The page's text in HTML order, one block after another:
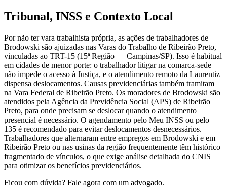
Tribunal, INSS e Contexto Local
Por não ter vara trabalhista própria, as ações de trabalhadores de
Brodowski são ajuizadas nas Varas do Trabalho de Ribeirão Preto,
vinculadas ao TRT-15 (15ª Região — Campinas/SP). Isso é habitual
em cidades de menor porte: o trabalhador litigar na comarca-sede
não impede o acesso à Justiça, e o atendimento remoto da Laurentiz
dispensa deslocamentos. Causas previdenciárias também tramitam
na Vara Federal de Ribeirão Preto. Os moradores de Brodowski são
atendidos pela Agência da Previdência Social (APS) de Ribeirão
Preto, para onde precisam se deslocar quando o atendimento
presencial é necessário. O agendamento pelo Meu INSS ou pelo
135 é recomendado para evitar deslocamentos desnecessários.
Trabalhadores que alternaram entre empregos em Brodowski e em
Ribeirão Preto ou nas usinas da região frequentemente têm histórico
fragmentado de vínculos, o que exige análise detalhada do CNIS
para otimizar os benefícios previdenciários.
Ficou com dúvida? Fale agora com um advogado.